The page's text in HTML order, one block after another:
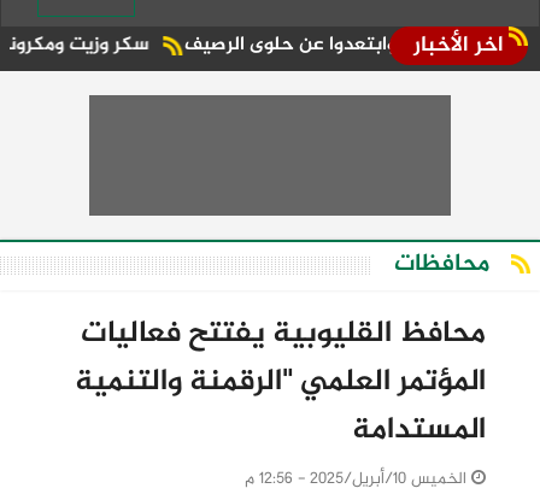
اخر الأخبار سكر وزيت ومكرونة.. حصيلة وابتعدوا عن حلوى الرصيف
محافظات
محافظ القليوبية يفتتح فعاليات
المؤتمر العلمي "الرقمنة والتنمية
المستدامة
الخميس 10/أبريل/2025 - 12:56 م